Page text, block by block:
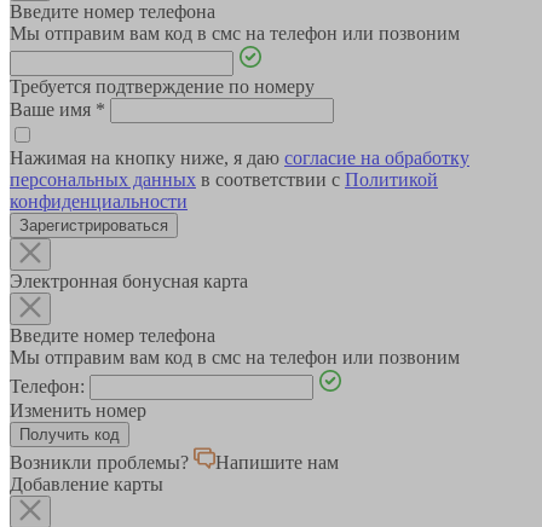
Введите номер телефона
Мы отправим вам код в смс на телефон или позвоним
Требуется подтверждение по номеру
Ваше имя *
Нажимая на кнопку ниже, я даю согласие на обработку
персональных данных в соответствии с Политикой
конфиденциальности
Зарегистрироваться
Электронная бонусная карта
Введите номер телефона
Мы отправим вам код в смс на телефон или позвоним
Телефон:
Изменить номер
Возникли проблемы?
Напишите нам
Добавление карты